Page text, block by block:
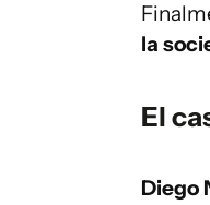
la
El
Diego